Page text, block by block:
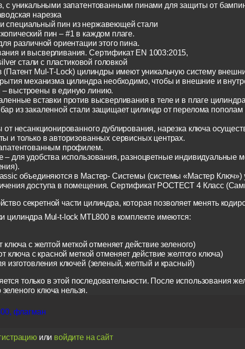
с уникальными запатентованными пинами для защиты от
нарезка
специальный пин из нержавеющей стали
пин – #1 в каждом плаге.
различной ориентации этого пина.
и высверливания. Сертификат EN 1003:2015,
стали с пластиковой головкой
(Патент Mul-T-Lock) цилиндры имеют уникальную систему
механизма цилиндра необходимо, чтобы и внешние и
выстроены в единую линию.
вставки против высверливания в теле и в плаге
из закаленной стали защищает цилиндр от перелома пополам
несанкционированного дублирования, нарезка ключа
и только в авторизованных сервисных центрах.
профилем.
– для удобства использования, разноцветные индивидуальные
объединяются в Мастер- Системы (системы «Мастер Ключ»)
доступа в помещения. Сертификат РОСТЕСТ 4 Класс
секретной части цилиндра, которая позволяет менять
цилиндра Mul-t-lock MTL800 в комплекте имеются:
с желтой меткой отменяет действие зеленого)
ключа с красной меткой отменяет действие желтого ключа)
изготовления ключей (зеленый, желтый и красный)
только в этой последовательности. После использования
ключа нельзя.
флагман
или войдите на сайт